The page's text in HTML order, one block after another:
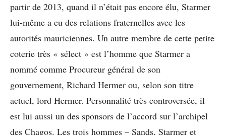
partir de 2013, quand il n’était pas encore élu, Starmer
lui-même a eu des relations fraternelles avec les
autorités mauriciennes. Un autre membre de cette petite
coterie très « sélect » est l’homme que Starmer a
nommé comme Procureur général de son
gouvernement, Richard Hermer ou, selon son titre
actuel, lord Hermer. Personnalité très controversée, il
est lui aussi un des sponsors de l’accord sur l’archipel
des Chagos. Les trois hommes – Sands, Starmer et